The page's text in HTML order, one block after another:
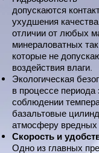
допускаются
ухудшения
отличии от любых
минераловатных
которые не
воздействия влаги.
Экологическая
в процессе периода
соблюдении
базальтовые
атмосферу вредных
Скорость и
Одно из главных